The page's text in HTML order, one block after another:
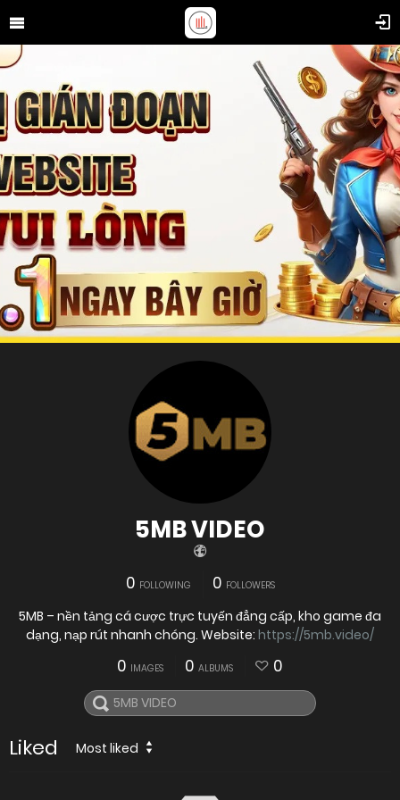
5MB VIDEO
0 FOLLOWING 0 FOLLOWERS
5MB – nền tảng cá cược trực tuyến đẳng cấp, kho game đa
dạng, nạp rút nhanh chóng. Website: https://5mb.video/
0 IMAGES 0 ALBUMS 0
Liked Most liked